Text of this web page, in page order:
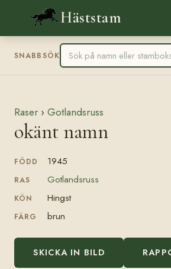
Häststam
SNABBSÖK
Raser › Gotlandsruss
okänt namn
FÖDD 1945
RAS Gotlandsruss
KÖN Hingst
FÄRG brun
SKICKA IN BILD